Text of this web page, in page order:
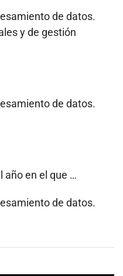
de datos.
y de gestión
de datos.
año en el que …
de datos.